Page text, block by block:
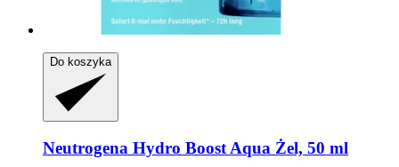
Do koszyka
Neutrogena Hydro Boost Aqua Żel, 50 ml